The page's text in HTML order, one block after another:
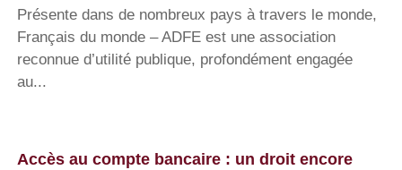
Présente dans de nombreux pays à travers le monde,
Français du monde – ADFE est une association
reconnue d’utilité publique, profondément engagée
au...
Accès au compte bancaire : un droit encore